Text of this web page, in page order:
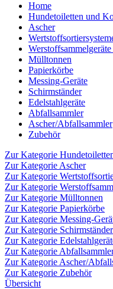
Home
Hundetoiletten und
Ascher
Mülltonnen
Papierkörbe
Messing-Geräte
Schirmständer
Edelstahlgeräte
Abfallsammler
Ascher/Abfallsammler
Zubehör
Zur Kategorie
Zur Kategorie Ascher
Zur Kategorie
Zur Kategorie
Zur Kategorie Mülltonnen
Zur Kategorie Papierkörbe
Zur Kategorie Messing-
Zur Kategorie Schirmständer
Zur Kategorie
Zur Kategorie
Zur Kategorie Ascher/
Zur Kategorie Zubehör
Übersicht